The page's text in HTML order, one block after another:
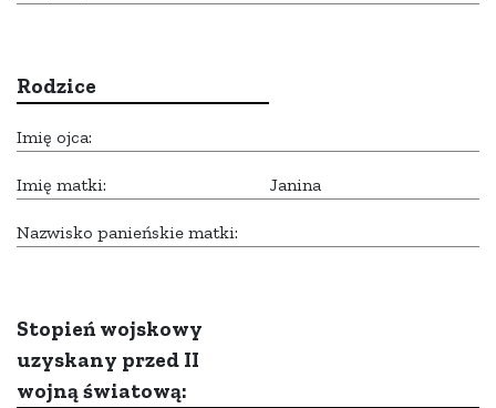
Rodzice
Imię ojca:
Imię matki: Janina
Nazwisko panieńskie matki:
Stopień wojskowy
uzyskany przed II
wojną światową: